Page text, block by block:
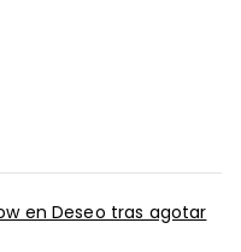
en Deseo tras agotar